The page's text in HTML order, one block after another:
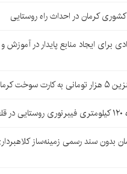
کرمان در احداث راه روستایی
برای ایجاد منابع پایدار در
سند رسمی زمینه‌ساز